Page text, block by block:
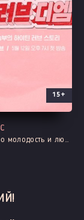
15+
и любовь, романтика, про школу и школьников